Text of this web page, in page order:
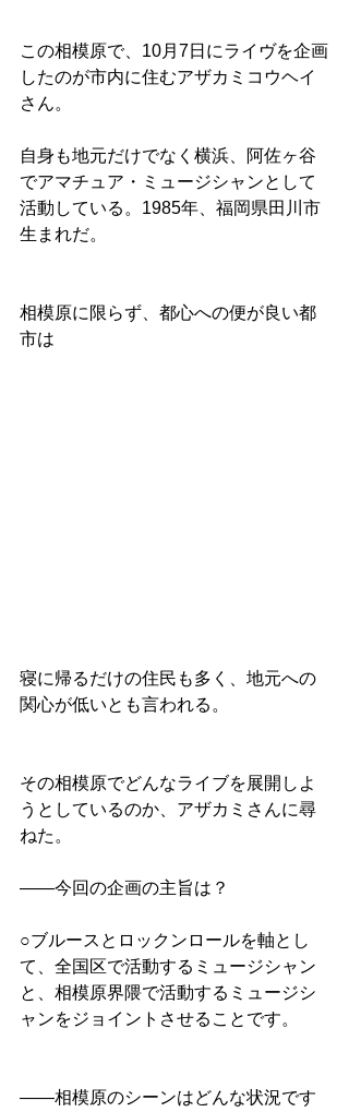
この相模原で、10月7日にライヴを企画
したのが市内に住むアザカミコウヘイ
さん。
自身も地元だけでなく横浜、阿佐ヶ谷
でアマチュア・ミュージシャンとして
活動している。1985年、福岡県田川市
生まれだ。
相模原に限らず、都心への便が良い都
市は
寝に帰るだけの住民も多く、地元への
関心が低いとも言われる。
その相模原でどんなライブを展開しよ
うとしているのか、アザカミさんに尋
ねた。
――今回の企画の主旨は？
○ブルースとロックンロールを軸とし
て、全国区で活動するミュージシャン
と、相模原界隈で活動するミュージシ
ャンをジョイントさせることです。
――相模原のシーンはどんな状況です